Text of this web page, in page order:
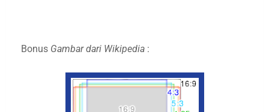
Bonus Gambar dari Wikipedia :